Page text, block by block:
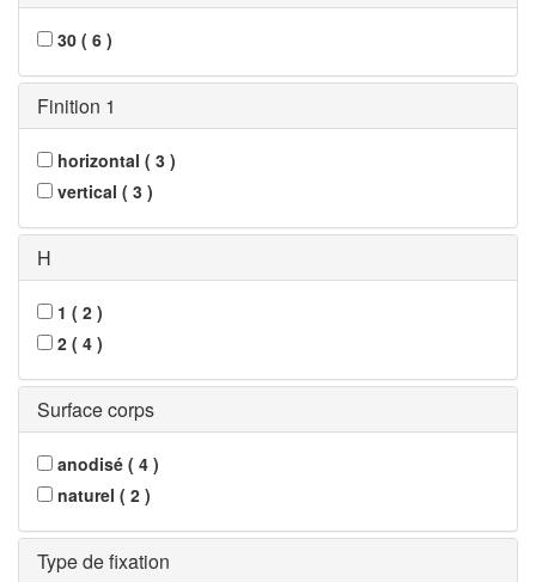
30 ( 6 )
Finition 1
horizontal ( 3 )
vertical ( 3 )
H
1 ( 2 )
2 ( 4 )
Surface corps
anodisé ( 4 )
naturel ( 2 )
Type de fixation